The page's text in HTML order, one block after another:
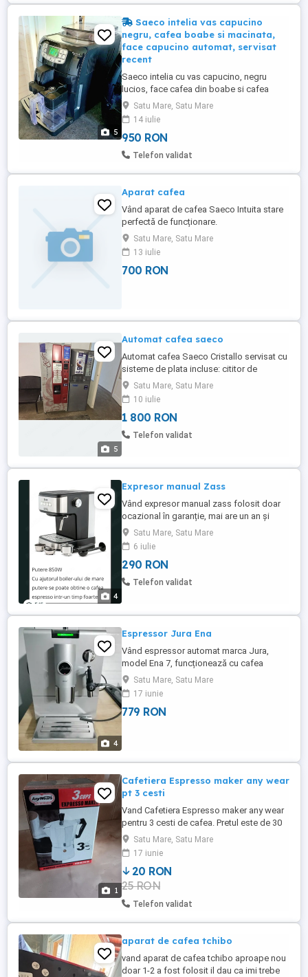
5
Saeco intelia vas capucino
negru, cafea boabe si macinata,
face capucino automat, servisat
recent
Saeco intelia cu vas capucino, negru
lucios, face cafea din boabe si cafea
macinata, capucino automat, ceai
automat, servisat recent. Am cutia cu
accesoriile, cadou solutie decalcifiere
Saeco. Evident ca nu trimit colet decat cu
plata in avans, trimit live pe wapp, etc. Pref
Satu Mare, Satu Mare
14 iulie
950 RON
Telefon validat
Aparat cafea
Vând aparat de cafea Saeco Intuita stare
perfectă de funcționare.
Satu Mare, Satu Mare
13 iulie
700 RON
5
Automat cafea saeco
Automat cafea Saeco Cristallo servisat cu
sisteme de plata incluse: cititor de
bancnote si cititor de fise. Functioneaza
cu cafea boabe, cafea ness, lapte,
ciocolata si ceai. Automatul este recent
servisat. Garantie 3 luni de zile. Am 3
aparate( 2 roșii si un gri) plus multe piese
Satu Mare, Satu Mare
10 iulie
1 800 RON
Telefon validat
4
Expresor manual Zass
Vând expresor manual zass folosit doar
ocazional în garanție, mai are un an și
două luni.
Satu Mare, Satu Mare
6 iulie
290 RON
Telefon validat
4
Espressor Jura Ena
Vând espressor automat marca Jura,
model Ena 7, funcționează cu cafea
boabe și măcinată, adus din Germania.
Satu Mare, Satu Mare
17 iunie
779 RON
1
Cafetiera Espresso maker any wear
pt 3 cesti
Vand Cafetiera Espresso maker any wear
pentru 3 cesti de cafea. Pretul este de 30
negociabil, Mai multe informatii la nr de tel
, Rog si ofer seriozitate.
Satu Mare, Satu Mare
17 iunie
20 RON
25 RON
Telefon validat
aparat de cafea tchibo
vand aparat de cafea tchibo aproape nou
doar 1-2 a fost folosit il dau ca imi trebe